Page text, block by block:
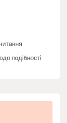
подібності